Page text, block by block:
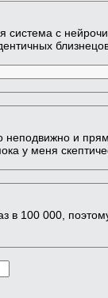
с
неподвижно и
у меня
100 000,